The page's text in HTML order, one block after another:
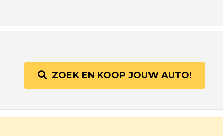
ZOEK EN KOOP JOUW AUTO!